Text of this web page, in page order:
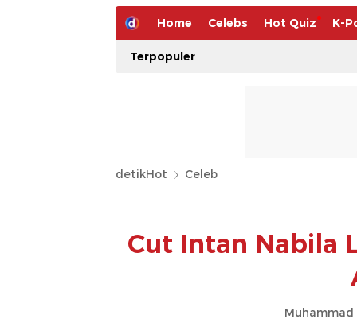
Home Celebs Hot Quiz K-
Terpopuler
detikHot Celeb
Cut Intan Nabila
Muhammad